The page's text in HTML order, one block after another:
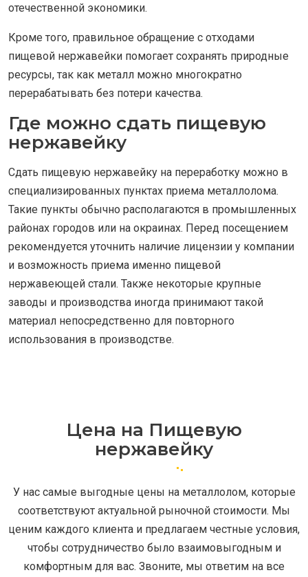
отечественной экономики.
Кроме того, правильное обращение с отходами
пищевой нержавейки помогает сохранять природные
ресурсы, так как металл можно многократно
перерабатывать без потери качества.
Где можно сдать пищевую
нержавейку
Сдать пищевую нержавейку на переработку можно в
специализированных пунктах приема металлолома.
Такие пункты обычно располагаются в промышленных
районах городов или на окраинах. Перед посещением
рекомендуется уточнить наличие лицензии у компании
и возможность приема именно пищевой
нержавеющей стали. Также некоторые крупные
заводы и производства иногда принимают такой
материал непосредственно для повторного
использования в производстве.
Цена на Пищевую
нержавейку
У нас самые выгодные цены на металлолом, которые
соответствуют актуальной рыночной стоимости. Мы
ценим каждого клиента и предлагаем честные условия,
чтобы сотрудничество было взаимовыгодным и
комфортным для вас. Звоните, мы ответим на все